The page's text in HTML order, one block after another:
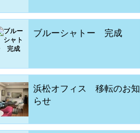
ブルーシャトー 完成
浜松オフィス 移転のお知
らせ